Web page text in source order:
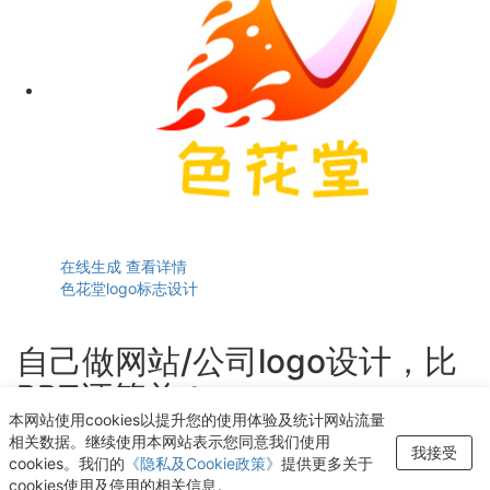
在线生成 查看详情
色花堂logo标志设计
自己做网站/公司logo设计，比
PPT还简单！
轻点几下即可获得个性化logo设计
开始生成LOGO
本网站使用cookies以提升您的使用体验及统计网站流量
相关数据。继续使用本网站表示您同意我们使用
cookies。我们的 《隐私及Cookie政策》 提供更多关于
cookies使用及停用的相关信息。
我接受